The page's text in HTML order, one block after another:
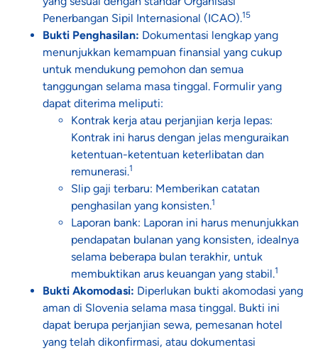
Penerbangan Sipil Internasional (ICAO).15
Bukti Penghasilan: Dokumentasi lengkap yang
menunjukkan kemampuan finansial yang cukup
untuk mendukung pemohon dan semua
tanggungan selama masa tinggal. Formulir yang
dapat diterima meliputi:
Kontrak kerja atau perjanjian kerja lepas:
Kontrak ini harus dengan jelas menguraikan
ketentuan-ketentuan keterlibatan dan
remunerasi.1
Slip gaji terbaru: Memberikan catatan
penghasilan yang konsisten.1
Laporan bank: Laporan ini harus menunjukkan
pendapatan bulanan yang konsisten, idealnya
selama beberapa bulan terakhir, untuk
membuktikan arus keuangan yang stabil.1
Bukti Akomodasi: Diperlukan bukti akomodasi yang
aman di Slovenia selama masa tinggal. Bukti ini
dapat berupa perjanjian sewa, pemesanan hotel
yang telah dikonfirmasi, atau dokumentasi